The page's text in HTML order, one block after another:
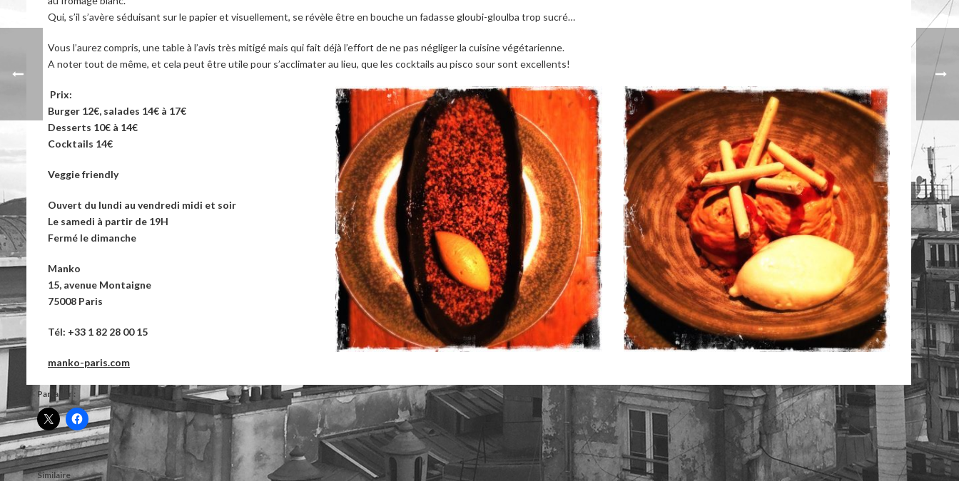
Qui, s’il s’avère séduisant sur le papier et visuellement, se révèle être en bouche un fadasse gloubi-gloulba trop sucré…
Vous l’aurez compris, une table à l’avis très mitigé mais qui fait déjà l’effort de ne pas négliger la cuisine végétarienne.
A noter tout de même, et cela peut être utile pour s’acclimater au lieu, que les cocktails au pisco sour sont excellents!
Prix:
Burger 12€, salades 14€ à 17€
Desserts 10€ à 14€
Cocktails 14€
Veggie friendly
Ouvert du lundi au vendredi midi et soir
Le samedi à partir de 19H
Fermé le dimanche
Manko
15, avenue Montaigne
75008 Paris
Tél: +33 1 82 28 00 15
manko-paris.com
Partager :
Similaire